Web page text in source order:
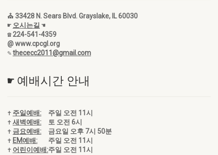
⛪ 33428 N. Sears Blvd. Grayslake, IL 60030
☛ 오시는길 ☚
☎ 224-541-4359
@ www.cpcgl.org
✎thececc2011@gmail.com
☛ 예배시간 안내
✝ 주일예배:
주일 오전 11시
✝새벽예배:
토 오전 6시
✝ 금요예배:
금요일 오후 7시 50분
✝ EM예배:
주일 오전 11시
✝ 어린이예배:주일 오전 11시